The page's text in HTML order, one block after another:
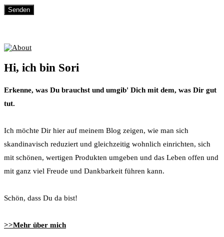
Hi, ich bin Sori
Erkenne, was Du brauchst und umgib' Dich mit dem, was Dir gut
tut.
Ich möchte Dir hier auf meinem Blog zeigen, wie man sich
skandinavisch reduziert und gleichzeitig wohnlich einrichten, sich
mit schönen, wertigen Produkten umgeben und das Leben offen und
mit ganz viel Freude und Dankbarkeit führen kann.
Schön, dass Du da bist!
>>Mehr über mich